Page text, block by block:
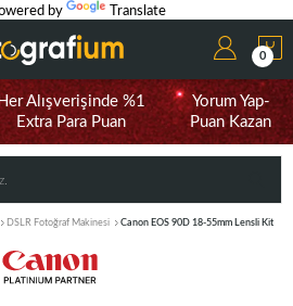
by Translate
0
Her Alışverişinde %1
Extra Para Puan
Yorum Yap-
Puan Kazan
DSLR Fotoğraf Makinesi Canon EOS 90D 18-55mm Lensli Kit